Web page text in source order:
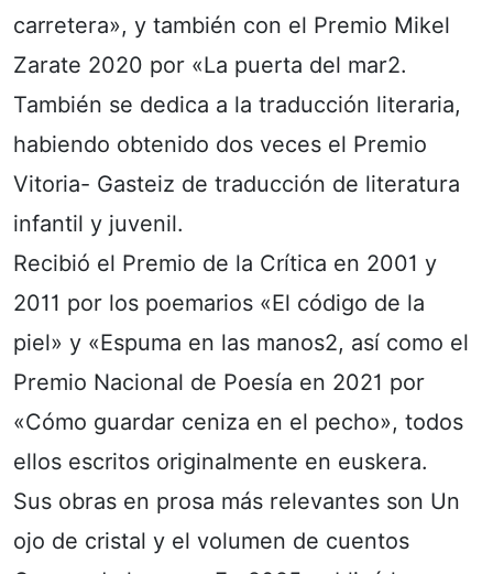
carretera», y también con el Premio Mikel
Zarate 2020 por «La puerta del mar2.
También se dedica a la traducción literaria,
habiendo obtenido dos veces el Premio
Vitoria- Gasteiz de traducción de literatura
infantil y juvenil.
Recibió el Premio de la Crítica en 2001 y
2011 por los poemarios «El código de la
piel» y «Espuma en las manos2, así como el
Premio Nacional de Poesía en 2021 por
«Cómo guardar ceniza en el pecho», todos
ellos escritos originalmente en euskera.
Sus obras en prosa más relevantes son Un
ojo de cristal y el volumen de cuentos